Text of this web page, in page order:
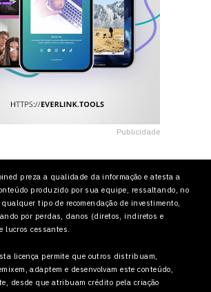
Publicidade
preza a qualidade da informação e atesta a
produzido por sua equipe, ressaltando, no
tipo de recomendação de investimento,
por perdas, danos (diretos, indiretos e
lucros cessantes.
licença permite que outros distribuam,
adaptem e desenvolvam este conteúdo,
desde que atribuam crédito pela criação